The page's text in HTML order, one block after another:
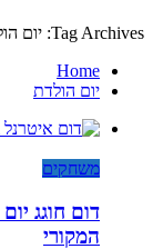
Tag Archives: יום הולדת
Home
יום הולדת
משחקים
המקורי